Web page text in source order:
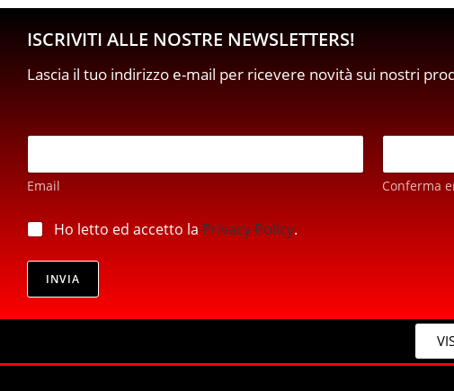
ISCRIVITI ALLE NOSTRE NEWSLETTERS!
Lascia il tuo indirizzo e-mail per ricevere novità sui nostri
v
y
m
i
l
i
E
a
i
*
Email Conferma
p
i
a
Ho letto ed accetto la Privacy Policy.
INVIA